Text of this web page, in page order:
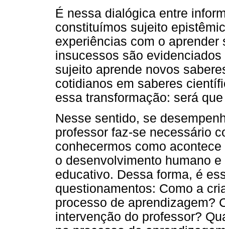
É nessa dialógica entre
constituímos sujeito
experiências com o
insucessos são
sujeito aprende novos
cotidianos em saberes
essa transformação: será
Nesse sentido, se
professor faz-se necessário
conhecermos como
o desenvolvimento humano
educativo. Dessa forma, é
questionamentos: Como a
processo de aprendizagem?
intervenção do professor?